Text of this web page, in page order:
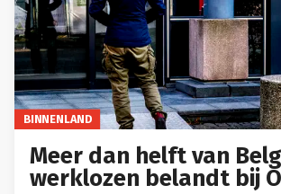
BINNENLAND
Meer dan helft van
werklozen belandt bij